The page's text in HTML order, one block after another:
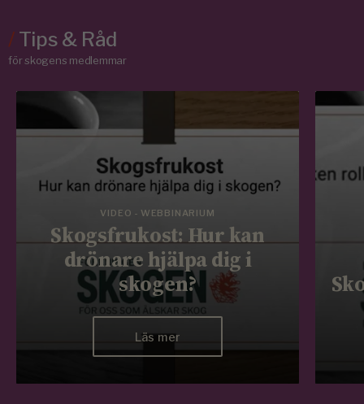
/Tips & Råd
för skogens medlemmar
VIDEO - WEBBINARIUM
Skogsfrukost: Hur kan
drönare hjälpa dig i
skogen?
Läs mer